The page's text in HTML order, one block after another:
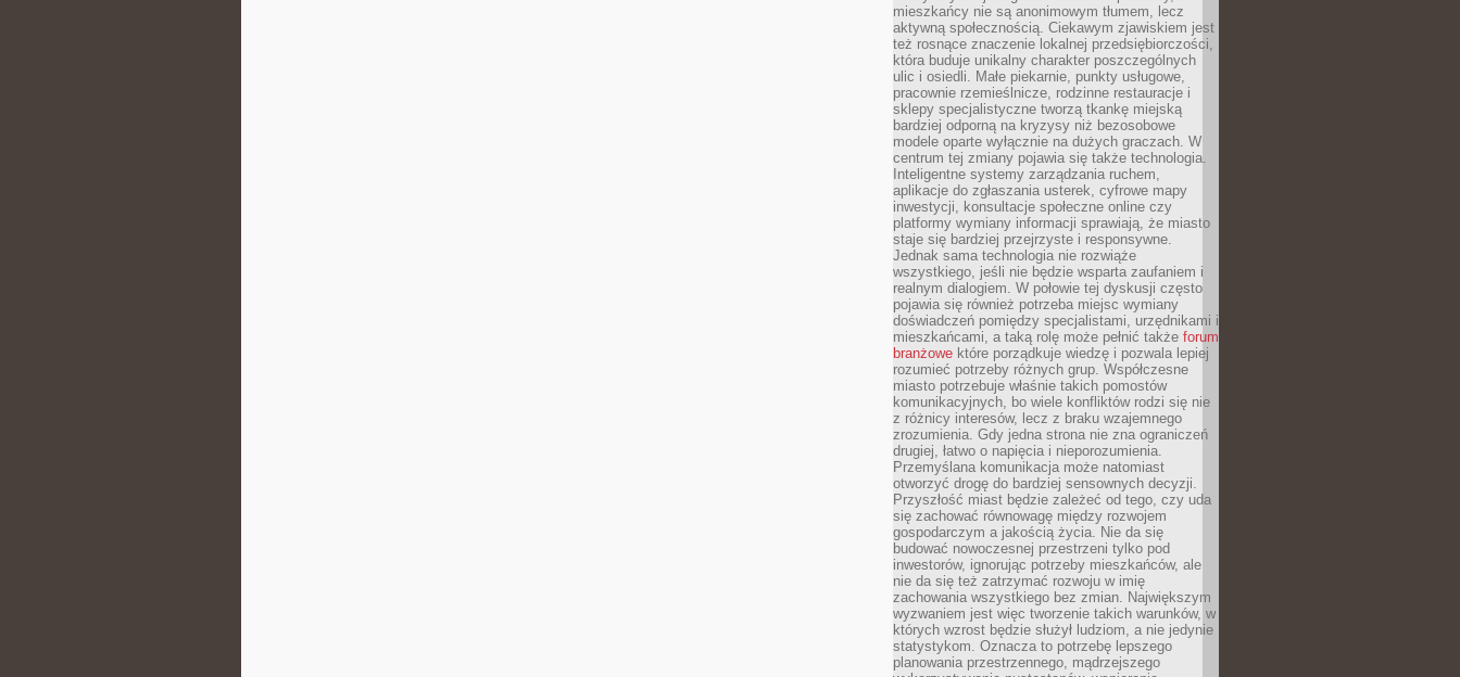
mieszkańcy nie są anonimowym tłumem, lecz
aktywną społecznością. Ciekawym zjawiskiem jest
też rosnące znaczenie lokalnej przedsiębiorczości,
która buduje unikalny charakter poszczególnych
ulic i osiedli. Małe piekarnie, punkty usługowe,
pracownie rzemieślnicze, rodzinne restauracje i
sklepy specjalistyczne tworzą tkankę miejską
bardziej odporną na kryzysy niż bezosobowe
modele oparte wyłącznie na dużych graczach. W
centrum tej zmiany pojawia się także technologia.
Inteligentne systemy zarządzania ruchem,
aplikacje do zgłaszania usterek, cyfrowe mapy
inwestycji, konsultacje społeczne online czy
platformy wymiany informacji sprawiają, że miasto
staje się bardziej przejrzyste i responsywne.
Jednak sama technologia nie rozwiąże
wszystkiego, jeśli nie będzie wsparta zaufaniem i
realnym dialogiem. W połowie tej dyskusji często
pojawia się również potrzeba miejsc wymiany
doświadczeń pomiędzy specjalistami, urzędnikami i
mieszkańcami, a taką rolę może pełnić także forum
branżowe które porządkuje wiedzę i pozwala lepiej
rozumieć potrzeby różnych grup. Współczesne
miasto potrzebuje właśnie takich pomostów
komunikacyjnych, bo wiele konfliktów rodzi się nie
z różnicy interesów, lecz z braku wzajemnego
zrozumienia. Gdy jedna strona nie zna ograniczeń
drugiej, łatwo o napięcia i nieporozumienia.
Przemyślana komunikacja może natomiast
otworzyć drogę do bardziej sensownych decyzji.
Przyszłość miast będzie zależeć od tego, czy uda
się zachować równowagę między rozwojem
gospodarczym a jakością życia. Nie da się
budować nowoczesnej przestrzeni tylko pod
inwestorów, ignorując potrzeby mieszkańców, ale
nie da się też zatrzymać rozwoju w imię
zachowania wszystkiego bez zmian. Największym
wyzwaniem jest więc tworzenie takich warunków, w
których wzrost będzie służył ludziom, a nie jedynie
statystykom. Oznacza to potrzebę lepszego
planowania przestrzennego, mądrzejszego